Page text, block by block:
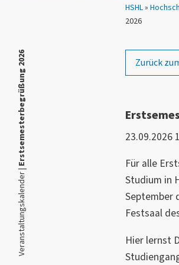
Sie sind hier:
HSHL»
2026
Veranstaltungskalender |
Erstsemesterbegrüßung 2026 Zurück
23.09.2026
Für alle
Studium in
September
Festsaal
Hier lernst